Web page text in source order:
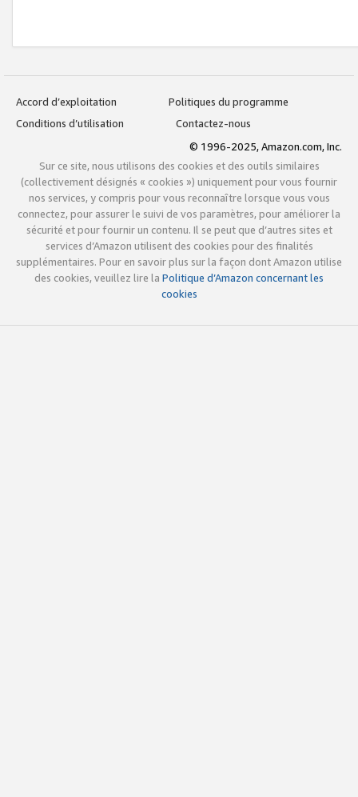
Accord d’exploitation
Politiques du programme
Conditions d’utilisation
Contactez-nous
© 1996-2025, Amazon.com, Inc.
Sur ce site, nous utilisons des cookies et des outils similaires
(collectivement désignés « cookies ») uniquement pour vous fournir
nos services, y compris pour vous reconnaître lorsque vous vous
connectez, pour assurer le suivi de vos paramètres, pour améliorer la
sécurité et pour fournir un contenu. Il se peut que d’autres sites et
services d’Amazon utilisent des cookies pour des finalités
supplémentaires. Pour en savoir plus sur la façon dont Amazon utilise
des cookies, veuillez lire la Politique d’Amazon concernant les
cookies